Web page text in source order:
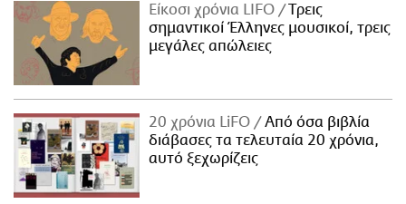
Είκοσι χρόνια LIFO
Tρεις
σημαντικοί Έλληνες μουσικοί, τρεις
μεγάλες απώλειες
20 χρόνια LiFO
Από όσα βιβλία
διάβασες τα τελευταία 20 χρόνια,
αυτό ξεχωρίζεις